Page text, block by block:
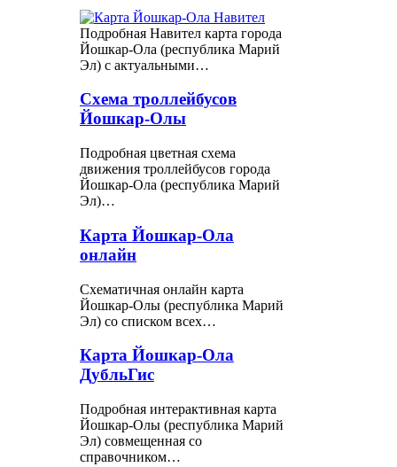
Подробная Навител карта города
Йошкар-Ола (республика Марий
Эл) с актуальными…
Схема троллейбусов
Йошкар-Олы
Подробная цветная схема
движения троллейбусов города
Йошкар-Ола (республика Марий
Эл)…
Карта Йошкар-Ола
онлайн
Схематичная онлайн карта
Йошкар-Олы (республика Марий
Эл) со списком всех…
Карта Йошкар-Ола
ДубльГис
Подробная интерактивная карта
Йошкар-Олы (республика Марий
Эл) совмещенная со
справочником…